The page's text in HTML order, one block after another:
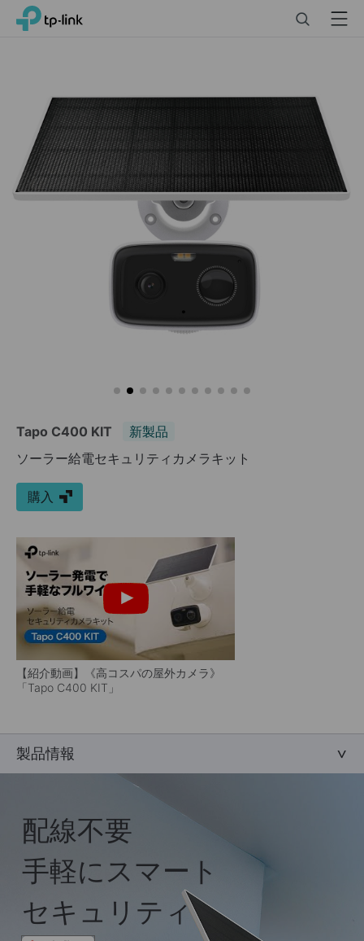
ClickTP-Link, Reliably Smart Menu
Tapo C400 KIT
新製品
ソーラー給電セキュリティカメラキット
購入
【紹介動画】《高コスパの屋外カメラ》
「Tapo C400 KIT」
製品情報
配線不要
手軽にスマート
セキュリティ
ので、壁面や屋根等、設置場所に合わせて
十分な太陽光を取り込めるように調整する
ことができます。
高効率なソーラーセル
単結晶シリコンセルで構成されたソーラー
パネルは、従来品よりも効率的に光を吸収
し、デバイスへ給電することが可能です。
5200mAhバッテリー搭載
1度フル充電をしておけば最長180日間連続
で使用できる長持ちバッテリーを搭載して
いるため、曇りや雨の日でも安心です。